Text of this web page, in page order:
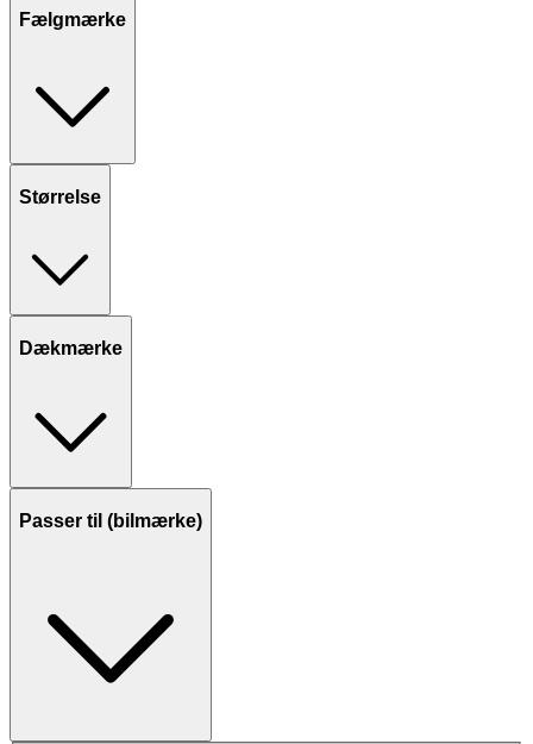
Fælgmærke
Størrelse
Dækmærke
Passer til (bilmærke)